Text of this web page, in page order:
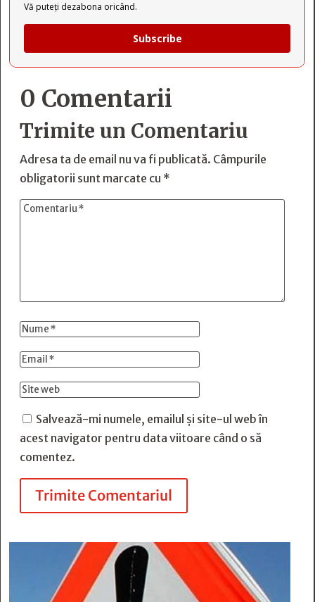
Vă puteți dezabona oricând.
Subscribe
0 Comentarii
Trimite un Comentariu
Adresa ta de email nu va fi publicată. Câmpurile
obligatorii sunt marcate cu *
Salvează-mi numele, emailul și site-ul web în
acest navigator pentru data viitoare când o să
comentez.
Trimite Comentariul